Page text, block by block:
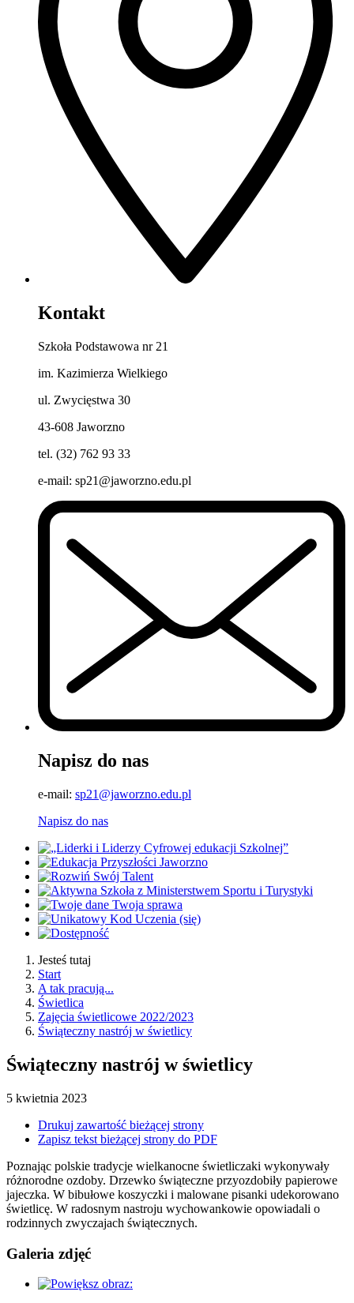
Kontakt
Szkoła Podstawowa nr 21
im. Kazimierza Wielkiego
ul. Zwycięstwa 30
43-608 Jaworzno
tel. (32) 762 93 33
e-mail: sp21@jaworzno.edu.pl
Napisz do nas
e-mail: sp21@jaworzno.edu.pl
Napisz do nas
Jesteś tutaj
Start
A tak pracują...
Świetlica
Zajęcia świetlicowe 2022/2023
Świąteczny nastrój w świetlicy
Świąteczny nastrój w świetlicy
5 kwietnia 2023
Drukuj zawartość bieżącej strony
Zapisz tekst bieżącej strony do PDF
Poznając polskie tradycje wielkanocne świetliczaki wykonywały
różnorodne ozdoby. Drzewko świąteczne przyozdobiły papierowe
jajeczka. W bibułowe koszyczki i malowane pisanki udekorowano
świetlicę. W radosnym nastroju wychowankowie opowiadali o
rodzinnych zwyczajach świątecznych.
Galeria zdjęć